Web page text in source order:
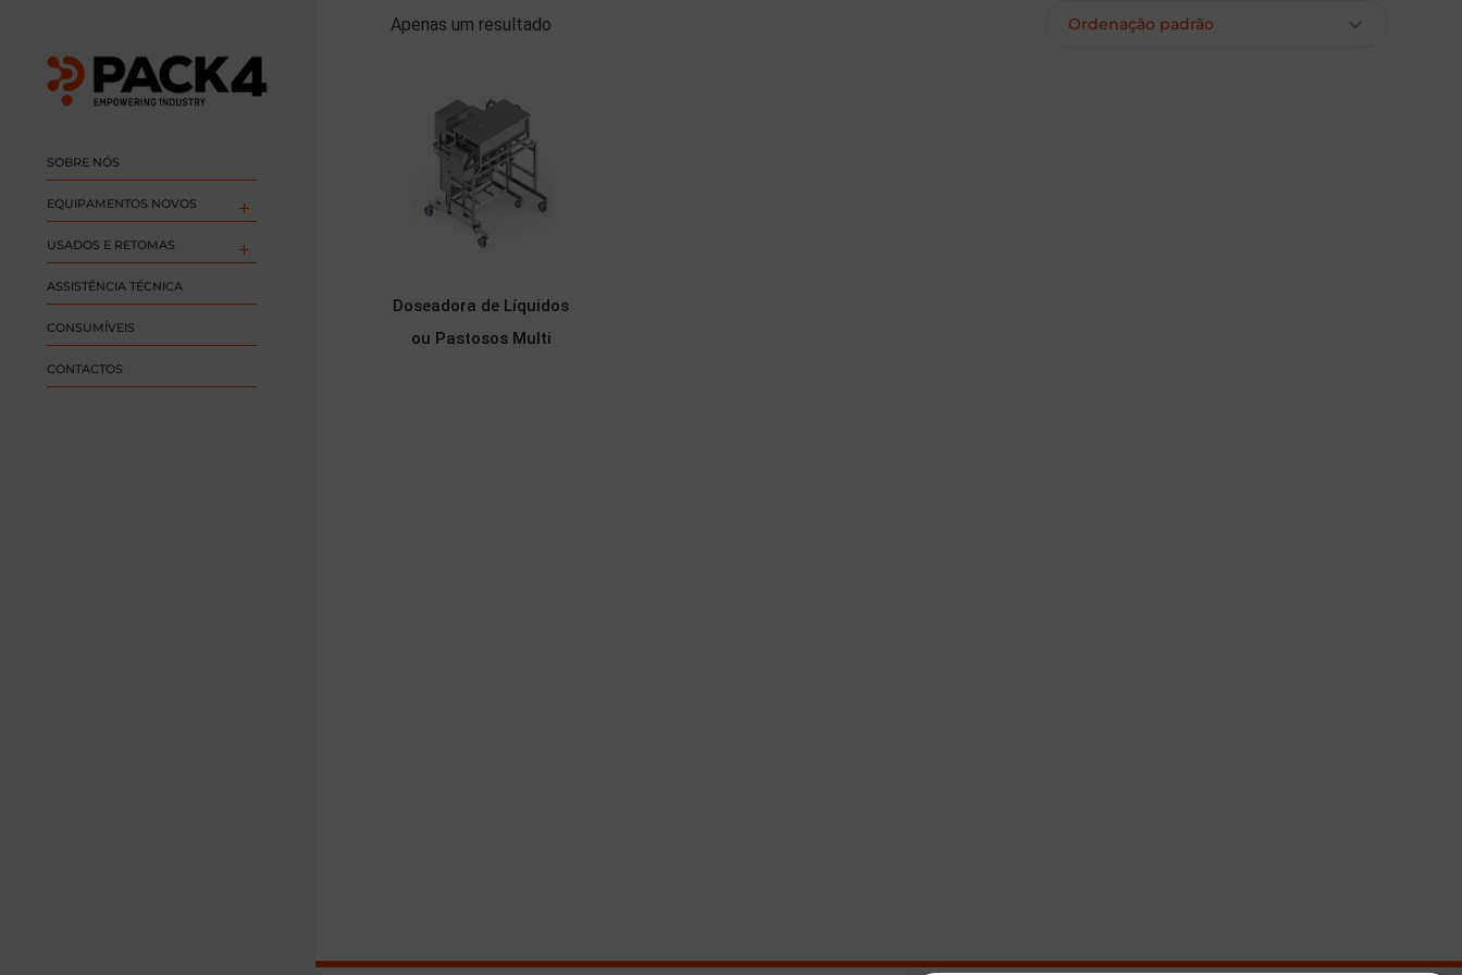
SOBRE NÓS
EQUIPAMENTOS NOVOS
USADOS E RETOMAS
ASSISTÊNCIA TÉCNICA
CONSUMÍVEIS
CONTACTOS
Apenas um resultado
Doseadora de Líquidos
ou Pastosos Multi